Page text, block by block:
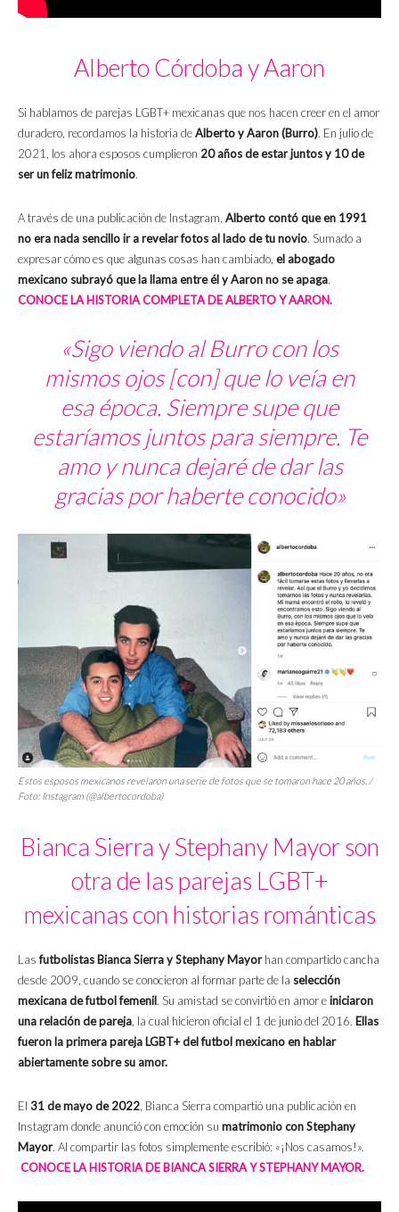
Alberto Córdoba y Aaron
Si hablamos de parejas LGBT+ mexicanas que nos hacen creer en el amor
duradero, recordamos la historia deAlberto y Aaron(Burro). En julio de
2021, los ahora esposos cumplieron 20 años de estar juntos y 10 de
ser un feliz matrimonio.
A través de una publicación de Instagram, Alberto contó que en 1991
no era nada sencillo ir a revelar fotos al lado de tu novio. Sumado a
expresar cómo es que algunas cosas han cambiado, el abogado
mexicano subrayó que la llama entre él y Aaron no se apaga.
CONOCE LA HISTORIA COMPLETA DE ALBERTO Y AARON.
«Sigo viendo al Burro con los
mismos ojos [con] que lo veía en
esa época. Siempre supe que
estaríamos juntos para siempre. Te
amo y nunca dejaré de dar las
gracias por haberte conocido»
Estos esposos mexicanos revelaron una serie de fotos que se tomaron hace 20 años. /
Foto: Instagram (@albertocordoba)
Bianca Sierra y Stephany Mayor son
otra de las parejas LGBT+
mexicanas con historias románticas
Lasfutbolistas Bianca Sierra y Stephany Mayorhan compartido cancha
desde 2009, cuando se conocieron al formar parte de la selección
mexicana de futbol femenil. Su amistad se convirtió en amor einiciaron
una relación de pareja , la cual hicieron oficial el 1 de junio del 2016. Ellas
fueron la primera pareja LGBT+ del futbol mexicano en hablar
abiertamente sobre su amor.
El 31 de mayo de 2022 , Bianca Sierra compartió una publicación en
Instagram donde anunció con emoción su matrimonio con Stephany
Mayor. Al compartir las fotos simplemente escribió: «¡Nos casamos!».
CONOCE LA HISTORIA DE BIANCA SIERRA Y STEPHANY MAYOR.